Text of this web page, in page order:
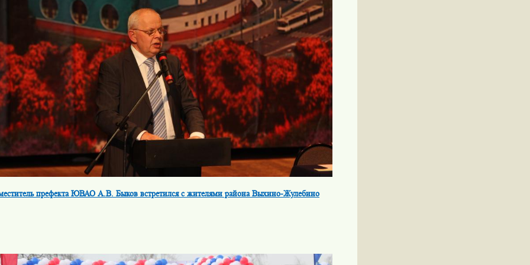
префекта ЮВАО А.В. Быков встретился с жителями района Выхино-Жулебино